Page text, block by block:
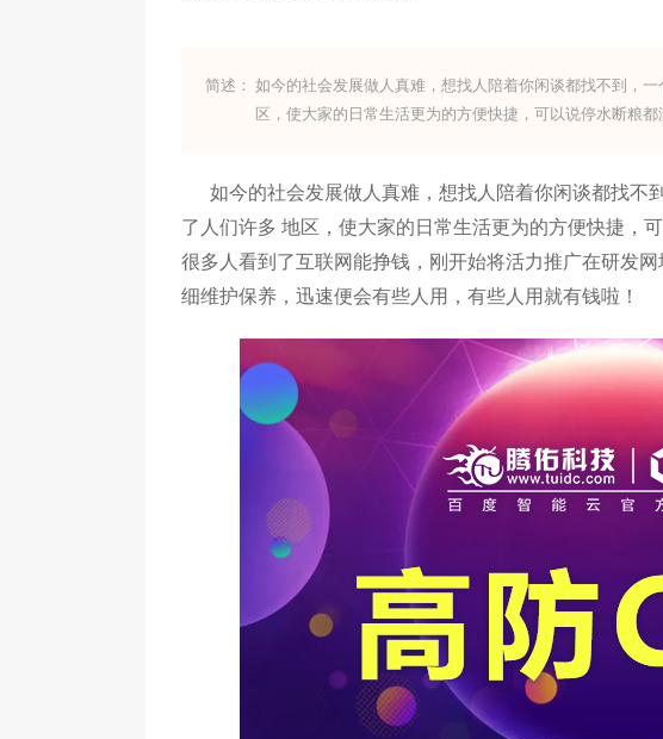
简述：
如今的社会发展做人真难，想找人陪着你闲谈都找不到，
区，使大家的日常生活更为的方便快捷，可以说停水断粮
如今的社会发展做人真难，想找人陪着你闲谈都找不
了人们许多 地区，使大家的日常生活更为的方便快捷，
很多人看到了互联网能挣钱，刚开始将活力推广在研发
细维护保养，迅速便会有些人用，有些人用就有钱啦！